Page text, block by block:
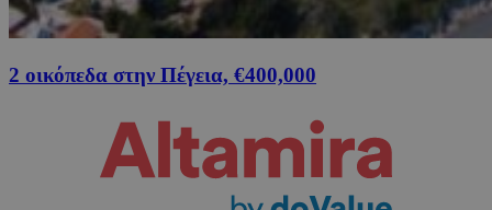
2 οικόπεδα στην Πέγεια, €400,000